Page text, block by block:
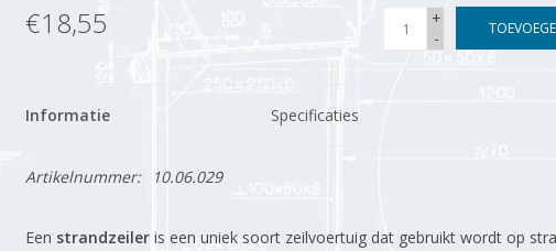
€18,55
+
-
Informatie Specificaties
Artikelnummer: 10.06.029
Een strandzeileris een uniek soort zeilvoertuig dat gebruikt wordt op